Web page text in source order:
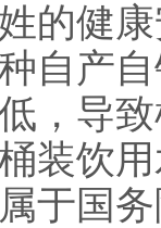
的健
自产
，导
装饮
于国